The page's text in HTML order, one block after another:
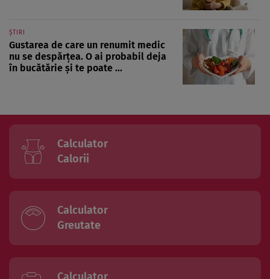
ȘTIRI
Gustarea de care un renumit medic
nu se despărțea. O ai probabil deja
în bucătărie și te poate ...
Calculator
Calorii
Calculator
Greutate